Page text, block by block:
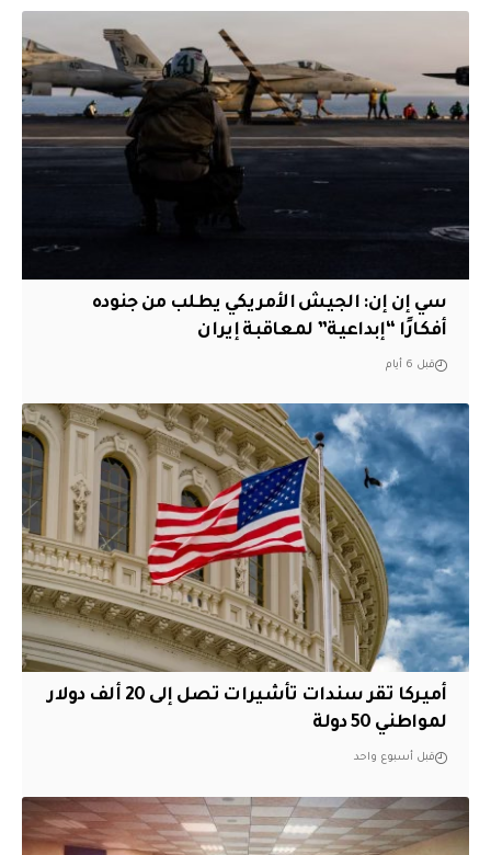
سي إن إن: الجيش الأمريكي يطلب من جنوده
أفكارًا “إبداعية” لمعاقبة إيران
قبل 6 أيام
أميركا تقر سندات تأشيرات تصل إلى 20 ألف دولار
لمواطني 50 دولة
قبل أسبوع واحد